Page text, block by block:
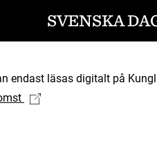
SVENSKA
endast läsas digitalt på